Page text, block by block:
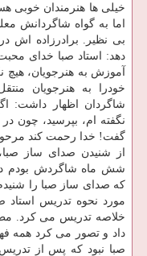
خیلی ها هنرمندان خوبی
اما به گواه شاگردانش
بی نظیر. برادرزاده اش
دهد: استاد صبا خدای
آموزش به هنرجویان،
خودرا به هنرجویان
شاگردان اظهار داشت:
نگفته ام، بپرسید، چون
گفت! خدا رحمت كند
از شنیدن صدای ساز
شش ماه شاگردش بودم
كه صدای ساز صبا را
مورد نحوه تدریس استاد
خلاصه تدریس می كرد.
داد و تصور می كرد همه
صبا نبود كه پس از